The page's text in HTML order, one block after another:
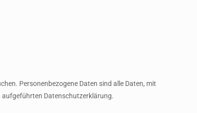
Personenbezogene Daten sind alle Daten, mit
aufgeführten Datenschutzerklärung.